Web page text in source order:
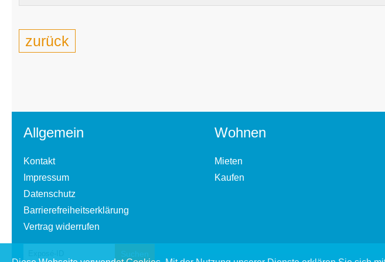
zurück
Allgemein
Kontakt
Impressum
Datenschutz
Barrierefreiheitserklärung
Vertrag widerrufen
Wohnen
Mieten
Kaufen